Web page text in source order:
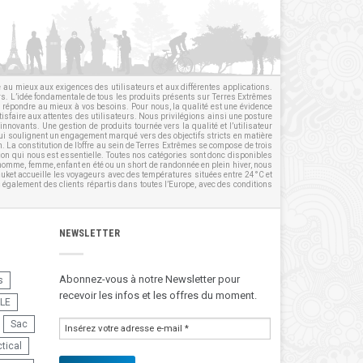
mieux aux exigences des utilisateurs et aux différentes applications.
L’idée fondamentale de tous les produits présents sur Terres Extrêmes
au mieux à vos besoins. Pour nous, la qualité est une évidence
aux attentes des utilisateurs. Nous privilégions ainsi une posture
Une gestion de produits tournée vers la qualité et l’utilisateur
soulignent un engagement marqué vers des objectifs stricts en matière
. La constitution de l’offre au sein de Terres Extrêmes se compose de trois
qui nous est essentielle. Toutes nos catégories sont donc disponibles
femme, enfanten été ou un short de randonnée en plein hiver, nous
accueille les voyageurs avec des températures situées entre 24°C et
des clients répartis dans toutes l’Europe, avec des conditions
Sac
NEWSLETTER
Abonnez-vous à notre Newsletter pour
recevoir les infos et les offres du moment.